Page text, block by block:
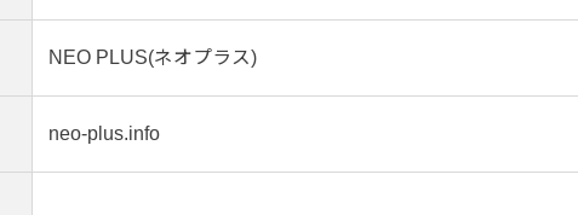
NEO PLUS(ネオプラス)
neo-plus.info